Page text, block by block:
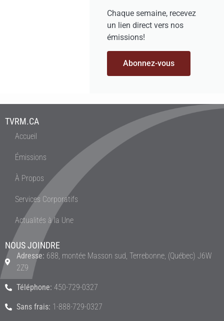
Chaque semaine, recevez
un lien direct vers nos
émissions!
Abonnez-vous
TVRM.CA
Accueil
Émissions
À Propos
Services Corporatifs
Actualités à la Une
NOUS JOINDRE
Adresse: 688, montée Masson sud, Terrebonne, (Québec) J6W
2Z9
Téléphone: 450-729-0327
Sans frais: 1-888-729-0327